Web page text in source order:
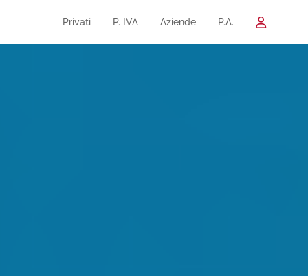
Privati P. IVA Aziende P.A.